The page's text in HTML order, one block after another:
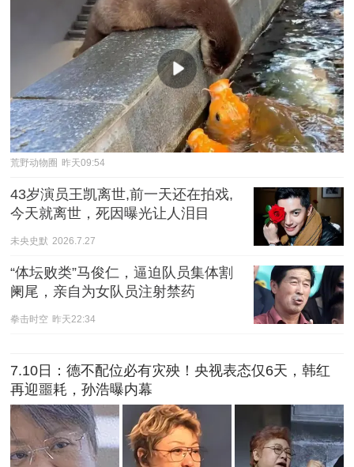
荒野动物圈 昨天09:54
43岁演员王凯离世,前一天还在拍戏,
今天就离世，死因曝光让人泪目
未央史默 2026.7.27
“体坛败类”马俊仁，逼迫队员集体割
阑尾，亲自为女队员注射禁药
拳击时空 昨天22:34
7.10日：德不配位必有灾殃！央视表态仅6天，韩红
再迎噩耗，孙浩曝内幕